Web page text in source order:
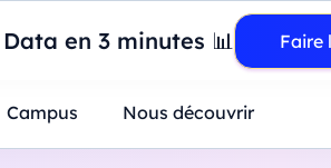
en 3 minutes 📊 Faire
Power BI : construisez votre premier
Campus Nous découvrir